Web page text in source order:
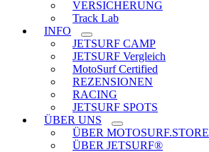
VERSICHERUNG
Track Lab
INFO
JETSURF CAMP
JETSURF Vergleich
MotoSurf Certified
REZENSIONEN
RACING
JETSURF SPOTS
ÜBER UNS
ÜBER MOTOSURF.STORE
ÜBER JETSURF®